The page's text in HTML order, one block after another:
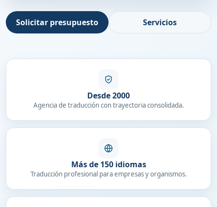
Solicitar presupuesto Servicios
Desde 2000
Agencia de traducción con trayectoria consolidada.
Más de 150 idiomas
Traducción profesional para empresas y organismos.